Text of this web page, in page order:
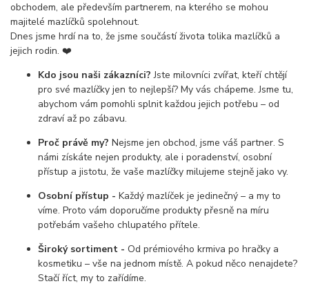
obchodem, ale především partnerem, na kterého se mohou
majitelé mazlíčků spolehnout.
Dnes jsme hrdí na to, že jsme součástí života tolika mazlíčků a
jejich rodin. ❤️
Kdo jsou naši zákazníci?Jste milovníci zvířat, kteří chtějí
pro své mazlíčky jen to nejlepší? My vás chápeme. Jsme tu,
abychom vám pomohli splnit každou jejich potřebu – od
zdraví až po zábavu.
Proč právě my? Nejsme jen obchod, jsme váš partner. S
námi získáte nejen produkty, ale i poradenství, osobní
přístup a jistotu, že vaše mazlíčky milujeme stejně jako vy.
Osobní přístup - Každý mazlíček je jedinečný – a my to
víme. Proto vám doporučíme produkty přesně na míru
potřebám vašeho chlupatého přítele.
Široký sortiment - Od prémiového krmiva po hračky a
kosmetiku – vše na jednom místě. A pokud něco nenajdete?
Stačí říct, my to zařídíme.